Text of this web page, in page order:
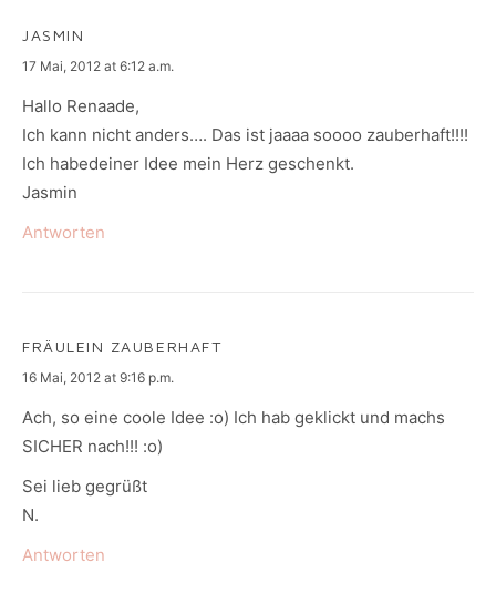
JASMIN
says:
17 Mai, 2012 at 6:12 a.m.
Hallo Renaade,
Ich kann nicht anders…. Das ist jaaaa soooo zauberhaft!!!!
Ich habedeiner Idee mein Herz geschenkt.
Jasmin
Antworten
FRÄULEIN ZAUBERHAFT
says:
16 Mai, 2012 at 9:16 p.m.
Ach, so eine coole Idee :o) Ich hab geklickt und machs
SICHER nach!!! :o)
Sei lieb gegrüßt
N.
Antworten